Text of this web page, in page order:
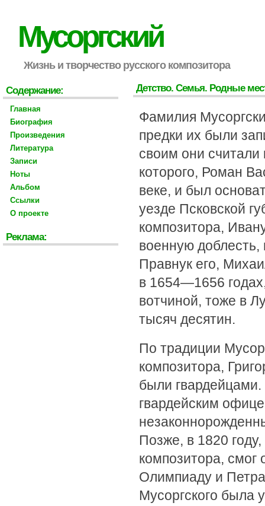
Мусоргский
Жизнь и творчество русского композитора
Детство. Семья. Родные
Фамилия
предки их были
своим они считали
которого, Роман
веке, и был
уезде Псковской
композитора,
военную
Правнук его,
в 1654—1656
вотчиной, тоже в
тысяч десятин.
По традиции
композитора,
были
гвардейским
Позже, в 1820
композитора,
Олимпиаду и
Мусоргского была
Содержание:
Главная
Биография
Произведения
Литература
Записи
Ноты
Альбом
Ссылки
О проекте
Реклама: